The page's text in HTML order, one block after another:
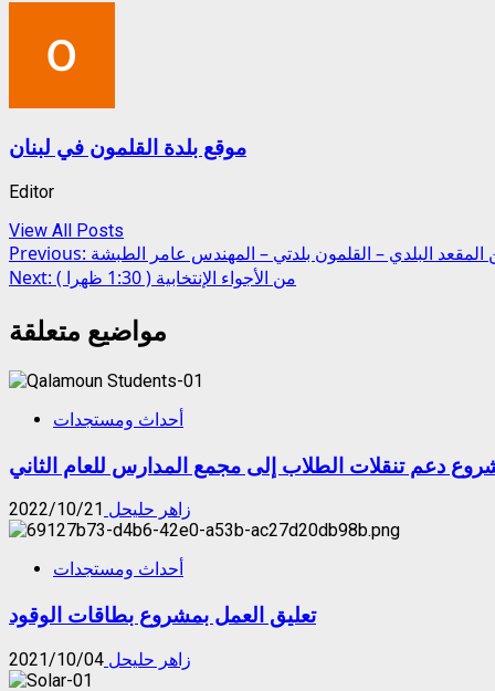
موقع بلدة القلمون في لبنان
Editor
View All Posts
Post
navigation
Previous: البلدي – القلمون بلدتي – المهندس عامر الطبشة
Next:
من الأجواء الإنتخابية ( 1:30 ظهرا )
مواضيع متعلقة
أحداث ومستجدات
دعم تنقلات الطلاب إلى مجمع المدارس للعام الثاني
زاهر حليحل 2022/10/21
أحداث ومستجدات
تعليق العمل بمشروع بطاقات الوقود
زاهر حليحل 2021/10/04